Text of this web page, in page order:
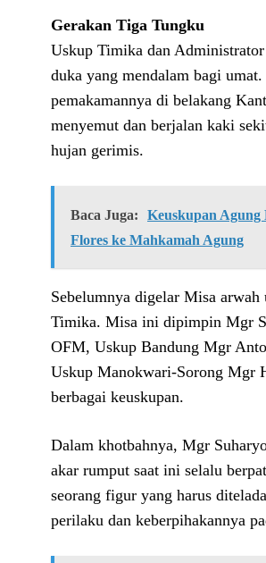
Gerakan Tiga Tungku
Uskup Timika dan
duka yang mendalam bagi
pemakamannya di belakang
menyemut dan berjalan kaki
hujan gerimis.
Baca Juga:
Keuskupan Agung
Flores ke Mahkamah Agung
Sebelumnya digelar Misa
Timika. Misa ini dipimpin Mgr
OFM, Uskup Bandung Mgr
Uskup Manokwari-Sorong Mgr
berbagai keuskupan.
Dalam khotbahnya, Mgr
akar rumput saat ini selalu
seorang figur yang harus
perilaku dan keberpihakannya